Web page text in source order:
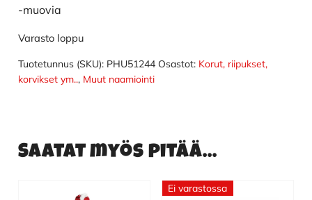
-muovia
Varasto loppu
Tuotetunnus (SKU): PHU51244 Osastot: Korut, riipukset,
korvikset ym.., Muut naamiointi
Saatat myös pitää...
Ei varastossa